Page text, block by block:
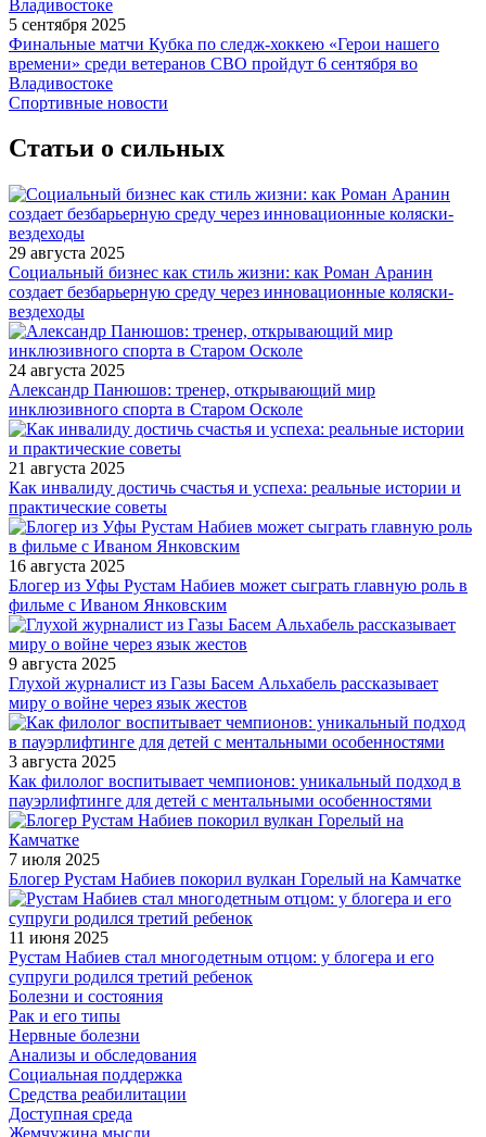
5 сентября 2025
Финальные матчи Кубка по следж-хоккею «Герои нашего
времени» среди ветеранов СВО пройдут 6 сентября во
Владивостоке
Спортивные новости
Статьи о сильных
29 августа 2025
Социальный бизнес как стиль жизни: как Роман Аранин
создает безбарьерную среду через инновационные коляски-
вездеходы
24 августа 2025
Александр Панюшов: тренер, открывающий мир
инклюзивного спорта в Старом Осколе
21 августа 2025
Как инвалиду достичь счастья и успеха: реальные истории и
практические советы
16 августа 2025
Блогер из Уфы Рустам Набиев может сыграть главную роль в
фильме с Иваном Янковским
9 августа 2025
Глухой журналист из Газы Басем Альхабель рассказывает
миру о войне через язык жестов
3 августа 2025
Как филолог воспитывает чемпионов: уникальный подход в
пауэрлифтинге для детей с ментальными особенностями
7 июля 2025
Блогер Рустам Набиев покорил вулкан Горелый на Камчатке
11 июня 2025
Рустам Набиев стал многодетным отцом: у блогера и его
супруги родился третий ребенок
Болезни и состояния
Рак и его типы
Нервные болезни
Анализы и обследования
Социальная поддержка
Средства реабилитации
Доступная среда